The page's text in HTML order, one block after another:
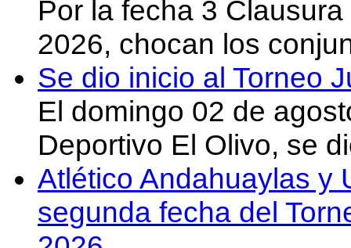
Por la fecha 3
2026, chocan los
Se dio inicio al Torneo
El domingo 02 de
Deportivo El Olivo, se
Atlético Andahuaylas y
segunda fecha del